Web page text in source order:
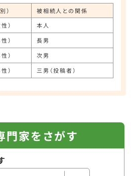
）
被相続人との関係
）
本人
）
長男
）
次男
） 三男（投稿者）
門家をさがす